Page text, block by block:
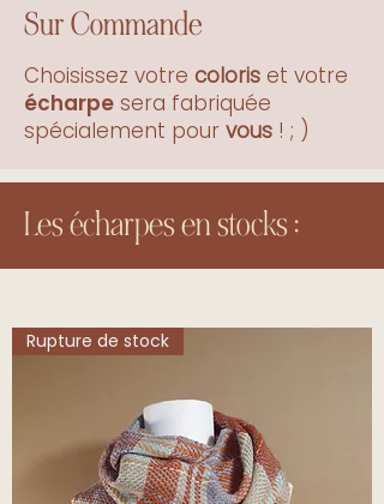
SurCommande
Choisissez votre coloris et votre
écharpe sera fabriquée
spécialement pour vous ! ; )
Les écharpes en stocks :
Rupture de stock